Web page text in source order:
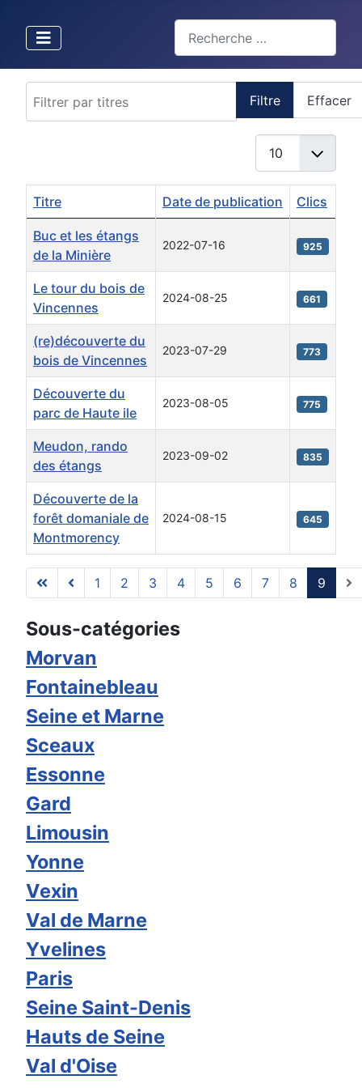
Type 2 or more characters for
Filtre Effacer
Articles
Titre Date de publication Clics
Buc et les étangs
de la Minière
2022-07-16 925
Le tour du bois de
Vincennes
2024-08-25 661
(re)découverte du
bois de Vincennes
2023-07-29 773
Découverte du
parc de Haute ile
2023-08-05 775
Meudon, rando
des étangs
2023-09-02 835
Découverte de la
forêt domaniale de
Montmorency
2024-08-15 645
Page 9 sur 9
1 2 3 4 5 6 7 8 9
Sous-catégories
Morvan
Fontainebleau
Seine et Marne
Sceaux
Essonne
Gard
Limousin
Yonne
Vexin
Val de Marne
Yvelines
Paris
Seine Saint-Denis
Hauts de Seine
Val d'Oise